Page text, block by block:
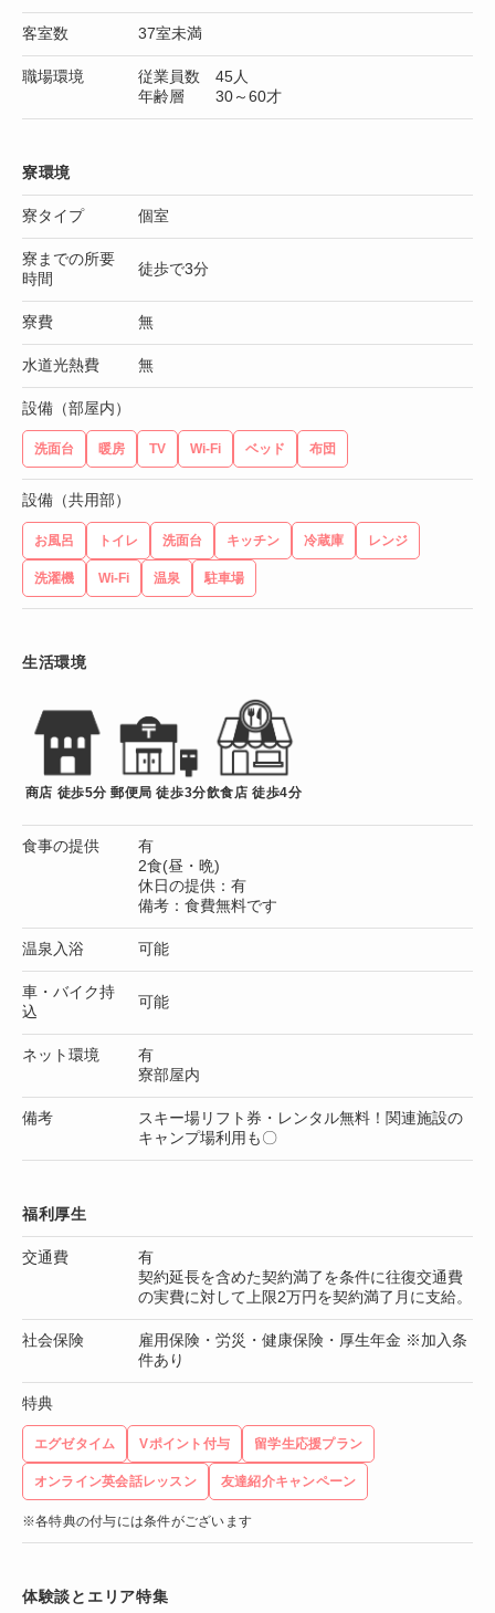
客室数 37室未満
職場環境
従業員数 45人
年齢層 30～60才
寮環境
寮タイプ 個室
寮までの所要
時間
徒歩で3分
寮費 無
水道光熱費 無
設備（部屋内）
洗面台 暖房 TV Wi-Fi ベッド 布団
設備（共用部）
お風呂 トイレ 洗面台 キッチン 冷蔵庫 レンジ
洗濯機 Wi-Fi 温泉 駐車場
生活環境
商店 徒歩5分 郵便局 徒歩3分飲食店 徒歩4分
食事の提供
有
2食(昼・晩)
休日の提供：有
備考：食費無料です
温泉入浴 可能
車・バイク持
込
可能
ネット環境
有
寮部屋内
備考
スキー場リフト券・レンタル無料！関連施設の
キャンプ場利用も〇
福利厚生
交通費
有
契約延長を含めた契約満了を条件に往復交通費
の実費に対して上限2万円を契約満了月に支給。
社会保険
雇用保険・労災・健康保険・厚生年金 ※加入条
件あり
特典
エグゼタイム Vポイント付与 留学生応援プラン
オンライン英会話レッスン 友達紹介キャンペーン
※各特典の付与には条件がございます
体験談とエリア特集